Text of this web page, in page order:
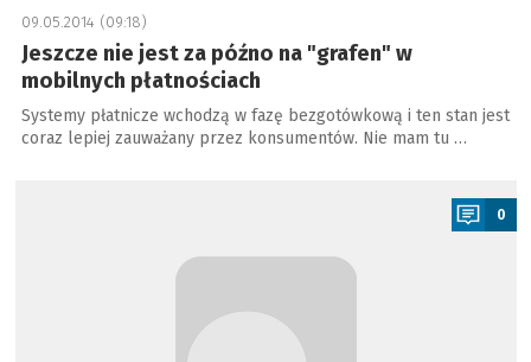
09.05.2014 (09:18)
Jeszcze nie jest za późno na "grafen" w
mobilnych płatnościach
Systemy płatnicze wchodzą w fazę bezgotówkową i ten stan jest
coraz lepiej zauważany przez konsumentów. Nie mam tu …
0